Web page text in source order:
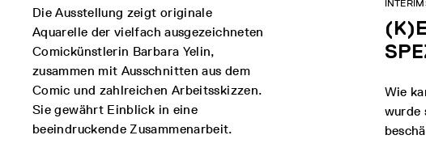
Die Ausstellung zeigt originale
Aquarelle der vielfach ausgezeichneten
Comickünstlerin Barbara Yelin,
zusammen mit Ausschnitten aus dem
Comic und zahlreichen Arbeitsskizzen.
Sie gewährt Einblick in eine
beeindruckende Zusammenarbeit.
Wie
wurde